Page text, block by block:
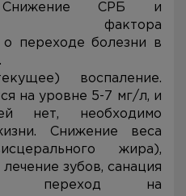
Снижение СРБ и
фактора
о переходе болезни в
воспаление.
на уровне 5-7 мг/л, и
нет, необходимо
Снижение веса
жира),
зубов, санация
переход на